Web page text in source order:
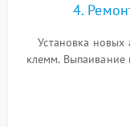
4.
Установка новых
клемм. Выпаивание
цепи
Восстановление